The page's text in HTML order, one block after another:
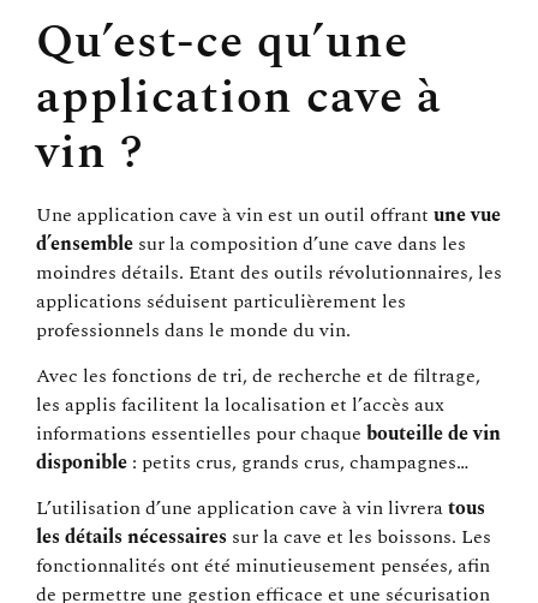
Qu’est-ce qu’une
application cave à
vin ?
Une application cave à vin est un outil offrant une vue
d’ensemble sur la composition d’une cave dans les
moindres détails. Etant des outils révolutionnaires, les
applications séduisent particulièrement les
professionnels dans le monde du vin.
Avec les fonctions de tri, de recherche et de filtrage,
les applis facilitent la localisation et l’accès aux
informations essentielles pour chaque bouteille de vin
disponible : petits crus, grands crus, champagnes…
L’utilisation d’une application cave à vin livreratous
les détails nécessaires sur la cave et les boissons. Les
fonctionnalités ont été minutieusement pensées, afin
de permettre une gestion efficace et une sécurisation